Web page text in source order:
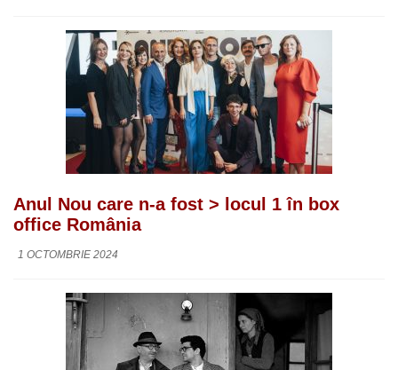
Anul Nou care n-a fost > locul 1 în box
office România
1 OCTOMBRIE 2024